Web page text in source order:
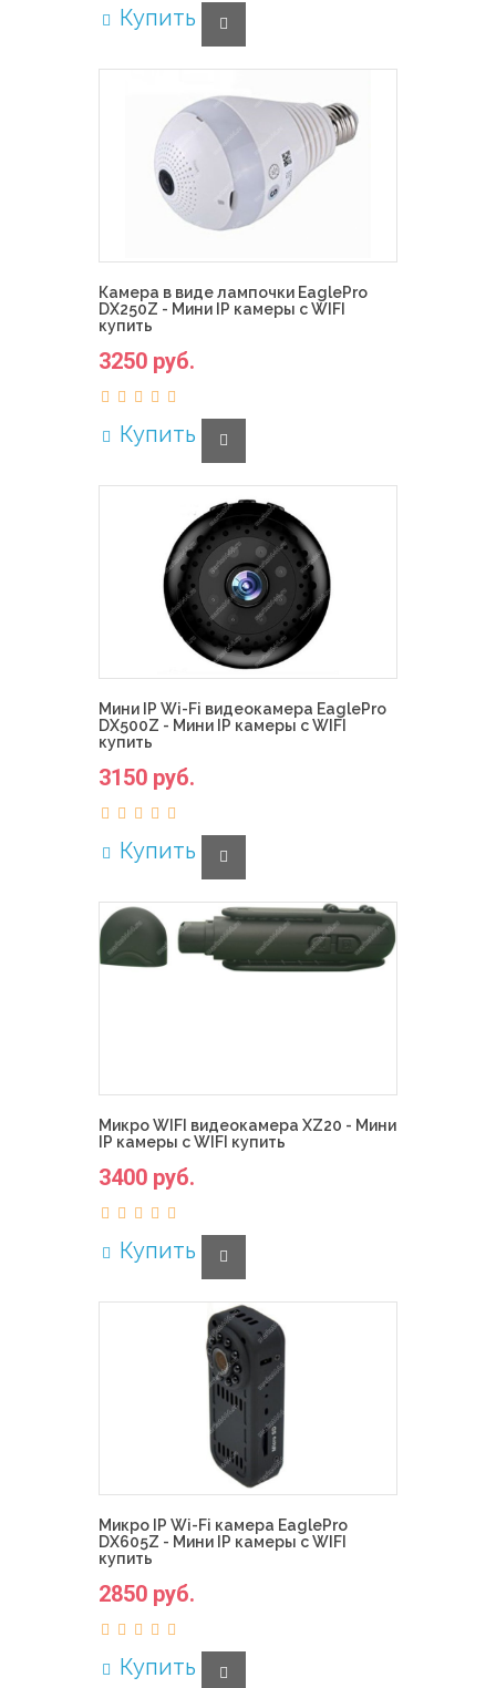
Купить
Камера в виде лампочки EaglePro
DX250Z - Мини IP камеры с WIFI
купить
3250 руб.
Купить
Мини IP Wi-Fi видеокамера EaglePro
DX500Z - Мини IP камеры с WIFI
купить
3150 руб.
Купить
Микро WIFI видеокамера XZ20 - Мини
IP камеры с WIFI купить
3400 руб.
Купить
Микро IP Wi-Fi камера EaglePro
DX605Z - Мини IP камеры с WIFI
купить
2850 руб.
Купить